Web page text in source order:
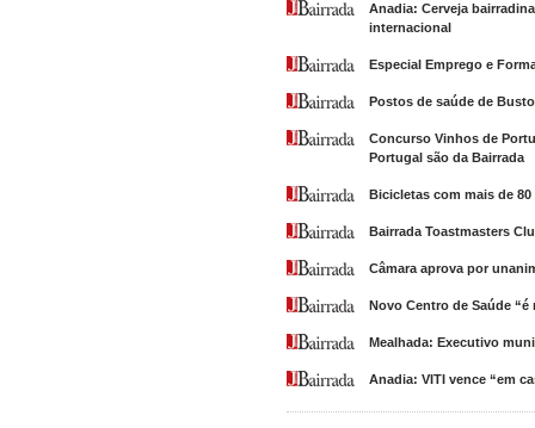
Anadia: Cerveja
internacional
Especial Emprego e
Postos de saúde de
Concurso Vinhos de
Portugal são da Bairrada
Bicicletas com mais de
Bairrada Toastmasters
Câmara aprova por
Novo Centro de Saúde
Mealhada: Executivo
Anadia: VITI vence “em